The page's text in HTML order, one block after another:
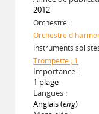
2012
Orchestre :
Orchestre
Instruments
Trompette ; 1
Importance :
1 plage
Langues :
Anglais (eng)